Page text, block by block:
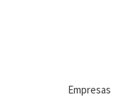
Empresas